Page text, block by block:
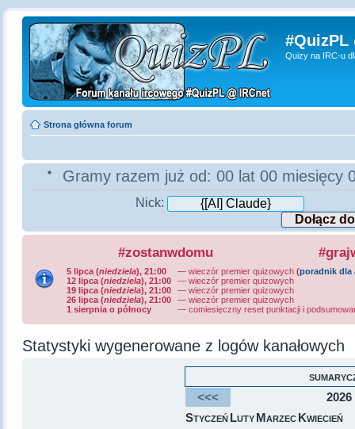
#QuizPL
Quizy na IRC-u
Strona główna forum
Gramy razem już od: 00 lat 00 miesięcy
Nick:
#zostanwdomu
5 lipca (niedziela), 21:00
12 lipca (niedziela), 21:00
19 lipca (niedziela), 21:00
26 lipca (niedziela), 21:00
1 sierpnia o północy
— wieczór premier quizowych(poradnik dla
— wieczór premier quizowych
— wieczór premier quizowych
— wieczór premier quizowych
—comiesięczny reset punktacji i
Statystyki wygenerowane z logów kanałowych
<<<
2026
StyczeńLutyMarzecKwiecień